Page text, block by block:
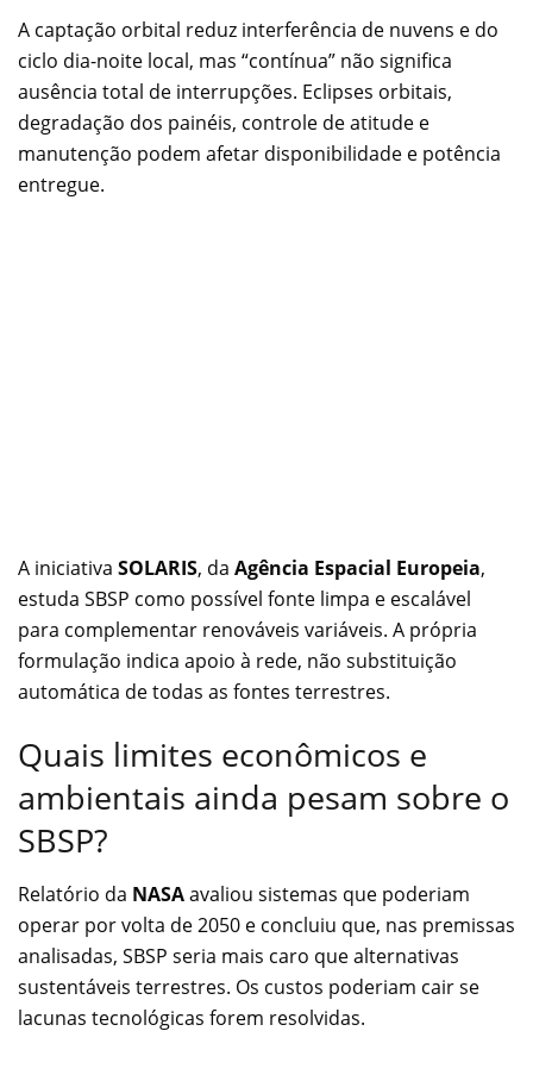
A captação orbital reduz interferência de nuvens e do
ciclo dia-noite local, mas “contínua” não significa
ausência total de interrupções. Eclipses orbitais,
degradação dos painéis, controle de atitude e
manutenção podem afetar disponibilidade e potência
entregue.
A iniciativa SOLARIS, da Agência Espacial Europeia,
estuda SBSP como possível fonte limpa e escalável
para complementar renováveis variáveis. A própria
formulação indica apoio à rede, não substituição
automática de todas as fontes terrestres.
Quais limites econômicos e
ambientais ainda pesam sobre o
SBSP?
Relatório da NASAavaliou sistemas que poderiam
operar por volta de 2050 e concluiu que, nas premissas
analisadas, SBSP seria mais caro que alternativas
sustentáveis terrestres. Os custos poderiam cair se
lacunas tecnológicas forem resolvidas.